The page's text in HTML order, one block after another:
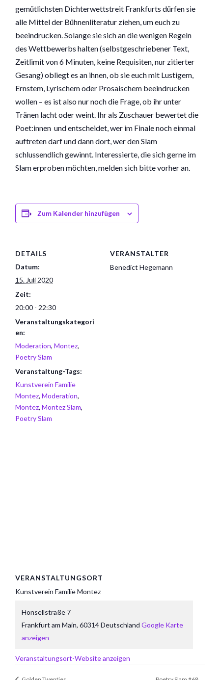
gemütlichsten Dichterwettstreit Frankfurts dürfen sie
alle Mittel der Bühnenliteratur ziehen, um euch zu
beeindrucken. Solange sie sich an die wenigen Regeln
des Wettbewerbs halten (selbstgeschriebener Text,
Zeitlimit von 6 Minuten, keine Requisiten, nur zitierter
Gesang) obliegt es an ihnen, ob sie euch mit Lustigem,
Ernstem, Lyrischem oder Prosaischem beeindrucken
wollen – es ist also nur noch die Frage, ob ihr unter
Tränen lacht oder weint. Ihr als Zuschauer bewertet die
Poet:innen und entscheidet, wer im Finale noch einmal
auftreten darf und dann dort, wer den Slam
schlussendlich gewinnt. Interessierte, die sich gerne im
Slam erproben möchten, melden sich bitte vorher an.
Zum Kalender hinzufügen
DETAILS
Datum:
15. Juli 2020
Zeit:
20:00 - 22:30
Veranstaltungskategori
en:
Moderation,Montez,
Poetry Slam
Veranstaltung-Tags:
Kunstverein Familie
Montez,Moderation,
Montez,Montez Slam,
Poetry Slam
VERANSTALTER
Benedict Hegemann
VERANSTALTUNGSORT
Kunstverein Familie Montez
Honsellstraße 7
Frankfurt am Main, 60314Deutschland Google Karte
anzeigen
Veranstaltungsort-Website anzeigen